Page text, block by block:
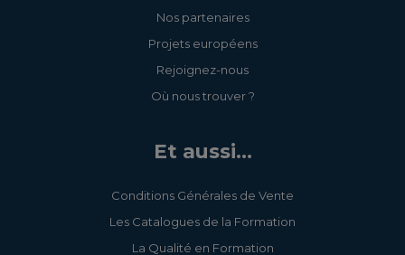
Nos partenaires
Projets européens
Rejoignez-nous
Où nous trouver ?
Et aussi...
Conditions Générales de Vente
Les Catalogues de la Formation
La Qualité en Formation